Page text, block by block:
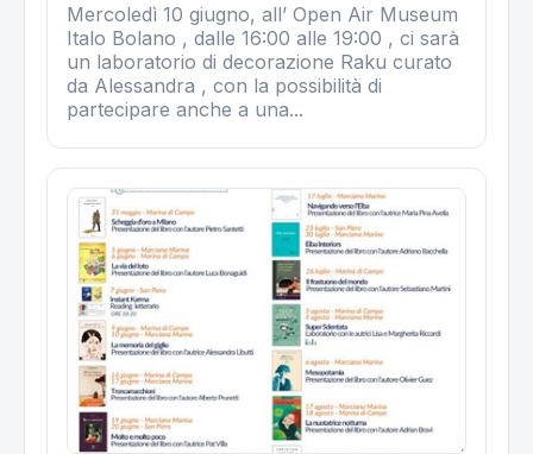
Mercoledì 10 giugno, all’ Open Air Museum
Italo Bolano , dalle 16:00 alle 19:00 , ci sarà
un laboratorio di decorazione Raku curato
da Alessandra , con la possibilità di
partecipare anche a una...